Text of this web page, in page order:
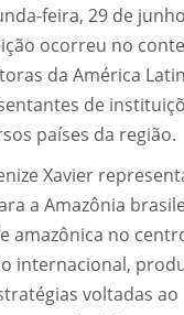
feira, 29 de
ocorreu no
da América
de
países da região.
Xavier
a Amazônia
amazônica no
internacional,
voltadas ao